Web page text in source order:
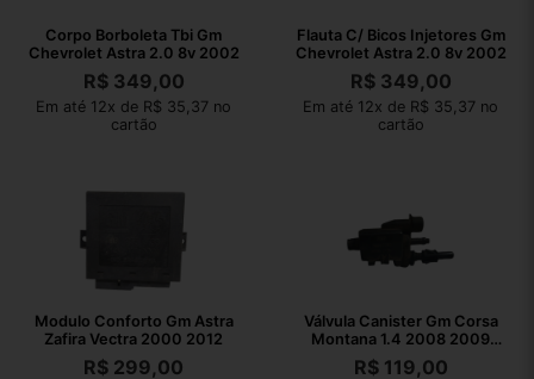
Corpo Borboleta Tbi Gm
Chevrolet Astra 2.0 8v 2002
R$349,00
Em até 12x de R$ 35,37 no
cartão
Flauta C/ Bicos Injetores Gm
Chevrolet Astra 2.0 8v 2002
R$349,00
Em até 12x de R$ 35,37 no
cartão
Modulo Conforto Gm Astra
Zafira Vectra 2000 2012
R$ 299,00
Válvula Canister Gm Corsa
Montana 1.4 2008 2009
2010
R$119,00